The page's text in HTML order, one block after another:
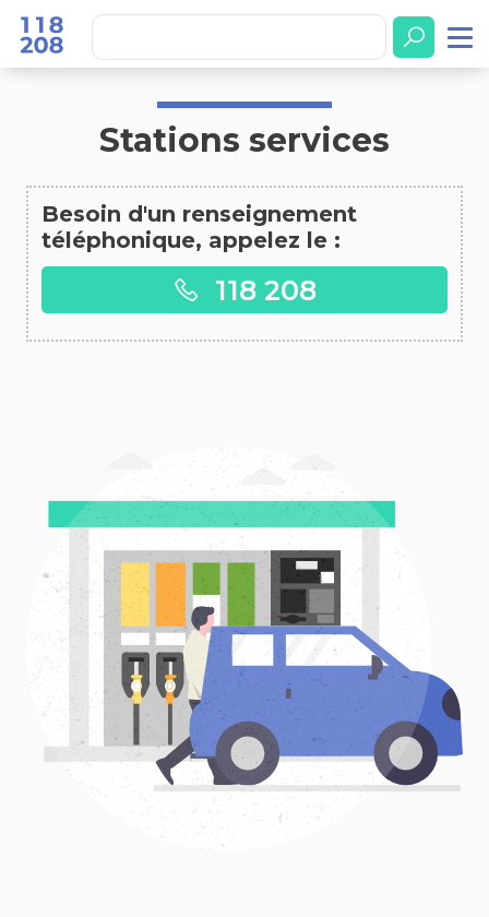
Accueil
Stations services
Besoin d'un renseignement
téléphonique, appelez le :
118 208